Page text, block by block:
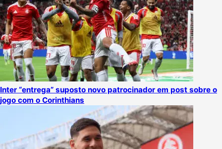
Inter “entrega” suposto novo patrocinador em post sobre o
jogo com o Corinthians